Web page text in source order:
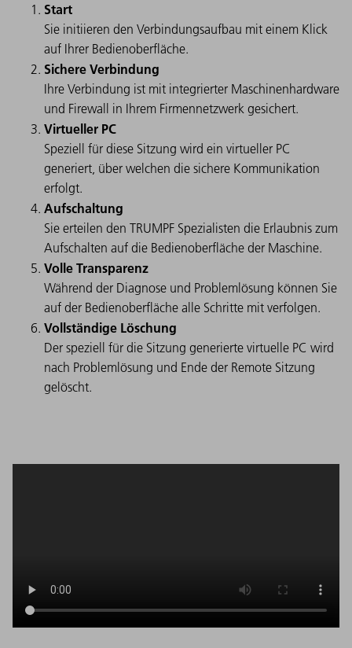
Start
Sie initiieren den Verbindungsaufbau mit einem Klick
auf Ihrer Bedienoberfläche.
Sichere Verbindung
Ihre Verbindung ist mit integrierter Maschinenhardware
und Firewall in Ihrem Firmennetzwerk gesichert.
Virtueller PC
Speziell für diese Sitzung wird ein virtueller PC
generiert, über welchen die sichere Kommunikation
erfolgt.
Aufschaltung
Sie erteilen den TRUMPF Spezialisten die Erlaubnis zum
Aufschalten auf die Bedienoberfläche der Maschine.
Volle Transparenz
Während der Diagnose und Problemlösung können Sie
auf der Bedienoberfläche alle Schritte mit verfolgen.
Vollständige Löschung
Der speziell für die Sitzung generierte virtuelle PC wird
nach Problemlösung und Ende der Remote Sitzung
gelöscht.